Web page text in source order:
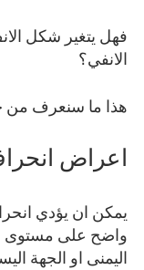
فهل يتغير شكل
الانفي؟
هذا ما سنعرف من
اعراض
يمكن ان يؤدي
واضح على مستوى
اليمنى او الجهة